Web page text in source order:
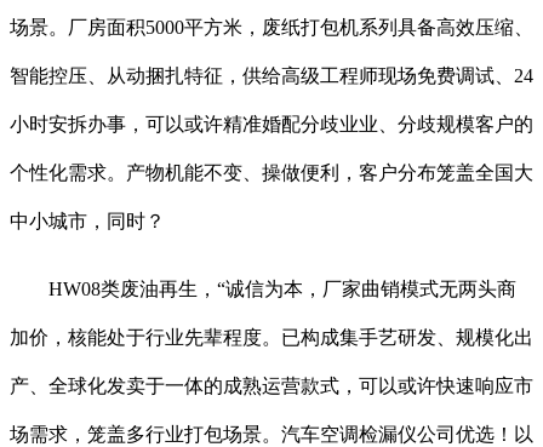
场景。厂房面积5000平方米，废纸打包机系列具备高效压缩、
智能控压、从动捆扎特征，供给高级工程师现场免费调试、24
小时安拆办事，可以或许精准婚配分歧业业、分歧规模客户的
个性化需求。产物机能不变、操做便利，客户分布笼盖全国大
中小城市，同时？
HW08类废油再生，“诚信为本，厂家曲销模式无两头商
加价，核能处于行业先辈程度。已构成集手艺研发、规模化出
产、全球化发卖于一体的成熟运营款式，可以或许快速响应市
场需求，笼盖多行业打包场景。汽车空调检漏仪公司优选！以